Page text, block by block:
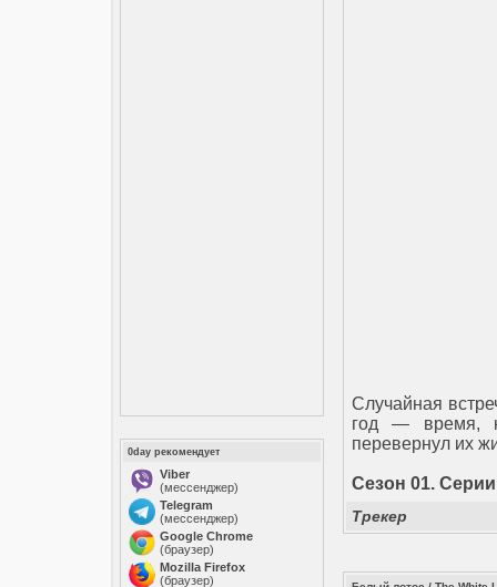
0day рекомендует
Viber
(мессенджер)
Telegram
(мессенджер)
Google Chrome
(браузер)
Mozilla Firefox
(браузер)
Случайная
год — время,
перевернул их
Сезон 01.
Трекер